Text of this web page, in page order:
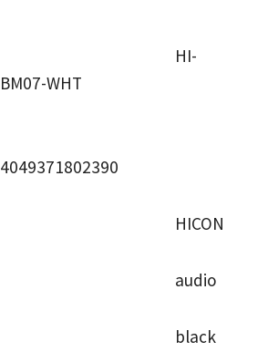
HI-
BM07-WHT
4049371802390
HICON
audio
black